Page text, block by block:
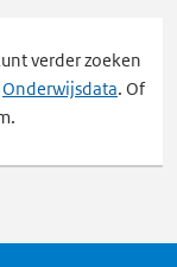
verder zoeken
Onderwijsdata. Of